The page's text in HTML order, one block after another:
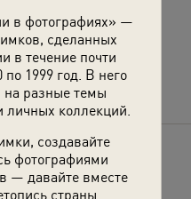
в фотографиях» —
сделанных
в течение почти
по 1999 год. В него
на разные темы
коллекций.
создавайте
фотографиями
— давайте вместе
страны.
с этой
об этом фото